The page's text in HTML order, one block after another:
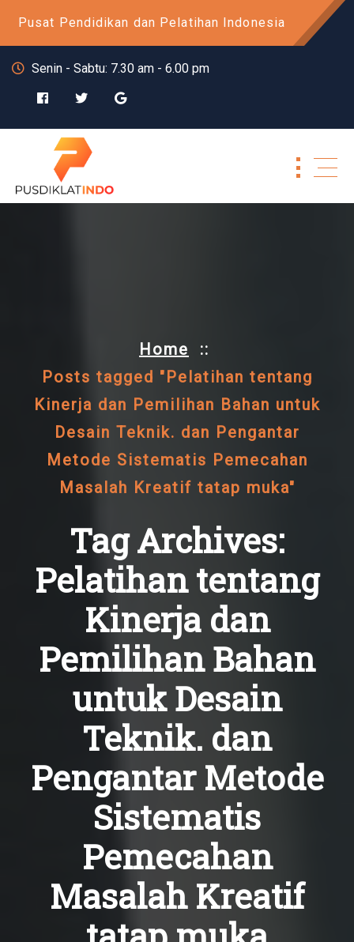
Pusat Pendidikan dan Pelatihan Indonesia
Senin - Sabtu: 7.30 am - 6.00 pm
Home ::
Posts tagged "Pelatihan tentang
Kinerja dan Pemilihan Bahan untuk
Desain Teknik. dan Pengantar
Metode Sistematis Pemecahan
Masalah Kreatif tatap muka"
Tag Archives:
Pelatihan tentang
Kinerja dan
Pemilihan Bahan
untuk Desain
Teknik. dan
Pengantar Metode
Sistematis
Pemecahan
Masalah Kreatif